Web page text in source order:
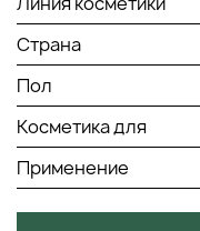
переработки
инструкциям по
среды.
Страна
Пол
Косметика для
Применение